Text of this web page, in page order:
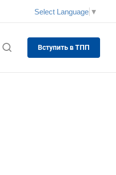
Select Language ▼
Вступить в ТПП